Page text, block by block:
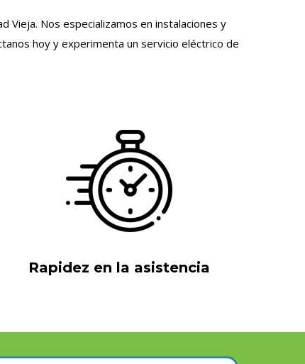
Vieja. Nos especializamos en instalaciones y
hoy y experimenta un servicio eléctrico de
Rapidez en la asistencia